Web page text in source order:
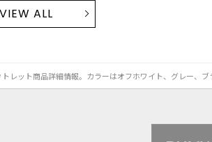
VIEW ALL
レット商品詳細情報。カラーはオフホワイト、グレー、ブ